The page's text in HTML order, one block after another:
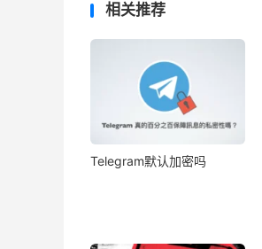
相关推荐
Telegram默认加密吗